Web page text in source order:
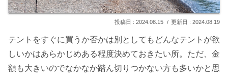
2024.08.15 2024.08.19
テントをすぐに買うか否かは別としてもどんなテントが欲
しいかはあらかじめある程度決めておきたい所。ただ、金
額も大きいのでなかなか踏ん切りつかない方も多いかと思